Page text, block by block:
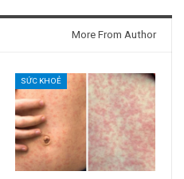
More From Author
SỨC KHOẺ